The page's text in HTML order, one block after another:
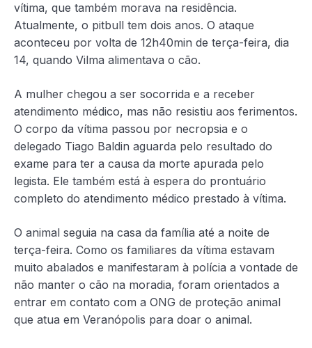
vítima, que também morava na residência.
Atualmente, o pitbull tem dois anos. O ataque
aconteceu por volta de 12h40min de terça-feira, dia
14, quando Vilma alimentava o cão.
A mulher chegou a ser socorrida e a receber
atendimento médico, mas não resistiu aos ferimentos.
O corpo da vítima passou por necropsia e o
delegado Tiago Baldin aguarda pelo resultado do
exame para ter a causa da morte apurada pelo
legista. Ele também está à espera do prontuário
completo do atendimento médico prestado à vítima.
O animal seguia na casa da família até a noite de
terça-feira. Como os familiares da vítima estavam
muito abalados e manifestaram à polícia a vontade de
não manter o cão na moradia, foram orientados a
entrar em contato com a ONG de proteção animal
que atua em Veranópolis para doar o animal.